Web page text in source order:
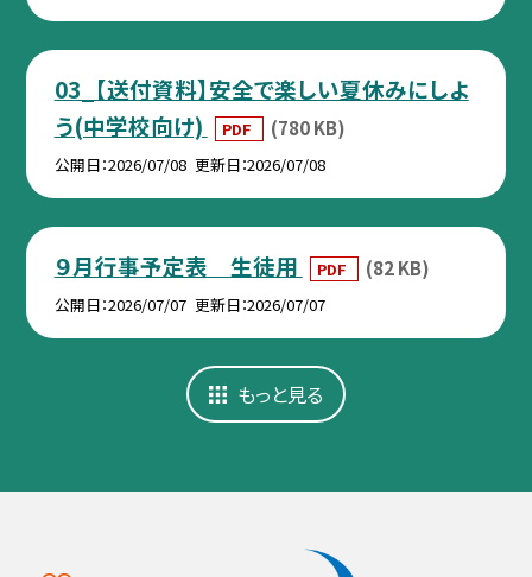
03_【送付資料】安全で楽しい夏休みにしよ
う(中学校向け)
PDF (780 KB)
公開日 2026/07/08 更新日 2026/07/08
９月行事予定表 生徒用 PDF (82 KB)
公開日 2026/07/07 更新日 2026/07/07
もっと見る